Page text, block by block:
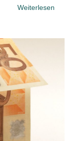
Weiterlesen